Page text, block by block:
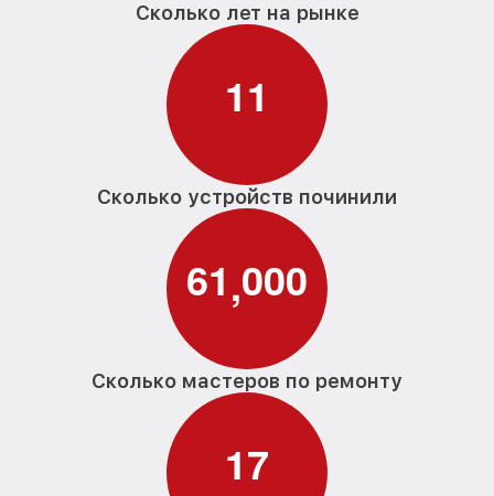
Сколько лет на рынке
11
Сколько устройств починили
61,000
Сколько мастеров по ремонту
17